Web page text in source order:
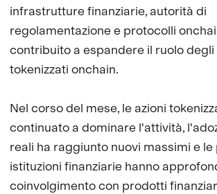
infrastrutture finanziarie, autorità di
regolamentazione e protocolli
contribuito a espandere il ruolo degli
tokenizzati onchain.
Nel corso del mese, le azioni
continuato a dominare l'attività,
reali ha raggiunto nuovi massimi e
istituzioni finanziarie hanno
coinvolgimento con prodotti